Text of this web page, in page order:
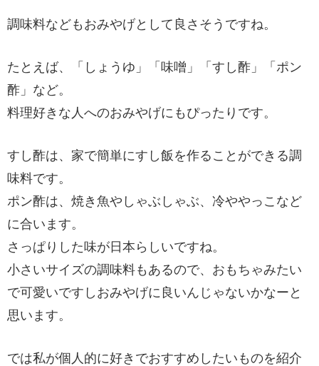
調味料などもおみやげとして良さそうですね。
たとえば、「しょうゆ」「味噌」「すし酢」「ポン
酢」など。
料理好きな人へのおみやげにもぴったりです。
すし酢は、家で簡単にすし飯を作ることができる調
味料です。
ポン酢は、焼き魚やしゃぶしゃぶ、冷ややっこなど
に合います。
さっぱりした味が日本らしいですね。
小さいサイズの調味料もあるので、おもちゃみたい
で可愛いですしおみやげに良いんじゃないかなーと
思います。
では私が個人的に好きでおすすめしたいものを紹介